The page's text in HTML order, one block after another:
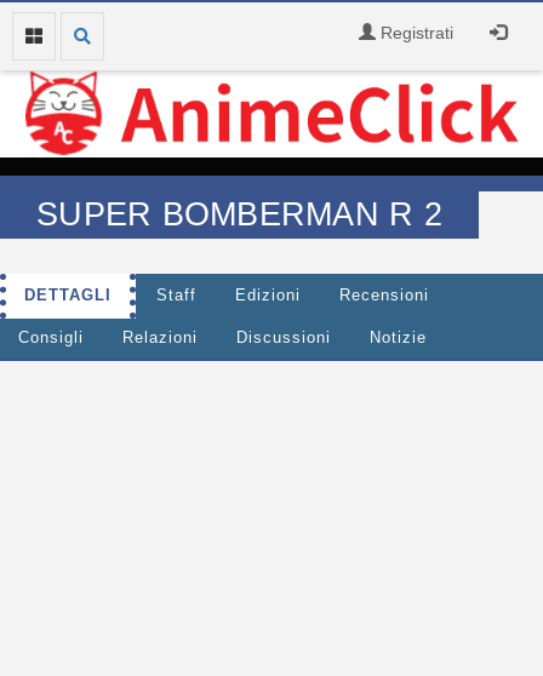
Registrati
SUPER BOMBERMAN R 2
DETTAGLI Staff Edizioni Recensioni
Consigli Relazioni Discussioni Notizie